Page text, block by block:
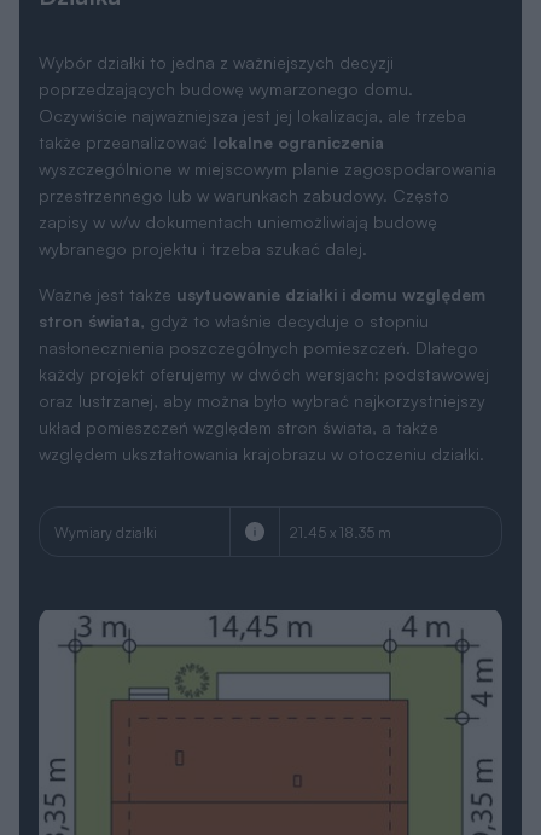
Wybór działki to jedna z ważniejszych decyzji
poprzedzających budowę wymarzonego domu.
Oczywiście najważniejsza jest jej lokalizacja, ale trzeba
także przeanalizować lokalne ograniczenia
wyszczególnione w miejscowym planie zagospodarowania
przestrzennego lub w warunkach zabudowy. Często
zapisy w w/w dokumentach uniemożliwiają budowę
wybranego projektu i trzeba szukać dalej.
Ważne jest także usytuowanie działki i domu względem
stron świata, gdyż to właśnie decyduje o stopniu
nasłonecznienia poszczególnych pomieszczeń. Dlatego
każdy projekt oferujemy w dwóch wersjach: podstawowej
oraz lustrzanej, aby można było wybrać najkorzystniejszy
układ pomieszczeń względem stron świata, a także
względem ukształtowania krajobrazu w otoczeniu działki.
Wymiary działki 21.45 x 18.35 m